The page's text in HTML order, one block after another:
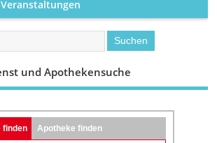
Veranstaltungen
und Apothekensuche
finden Apotheke finden